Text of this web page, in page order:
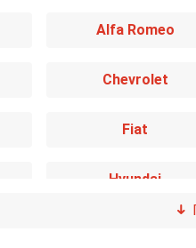
Alfa Romeo
Chevrolet
Fiat
Hyundai